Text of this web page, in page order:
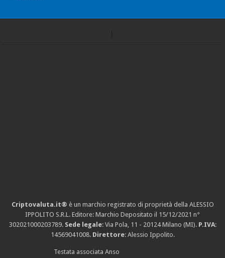
Criptovaluta.it® è un marchio registrato di proprietà della ALESSIO
IPPOLITO S.R.L. Editore: Marchio Depositato il 15/12/2021 n°
302021000203789. Sede legale: Via Pola, 11 - 20124 Milano (MI). P.IVA:
14569041008. Direttore: Alessio Ippolito.
Testata associata Anso